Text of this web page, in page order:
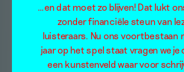
…en dat moet zo blijven! Dat lukt
zonder financiële steun van
luisteraars. Nu ons voortbestaan
jaar op het spel staat vragen we je
een kunstenveld waar voor